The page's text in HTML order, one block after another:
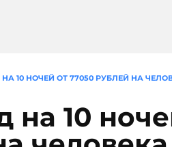
10 НОЧЕЙ ОТ 77050 РУБЛЕЙ НА
на 10